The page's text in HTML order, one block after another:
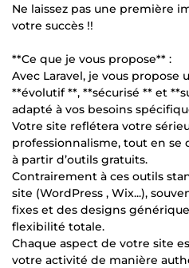
Ne laissez pas une première
votre succès !!
**Ce que je vous propose** :
Avec Laravel, je vous propose
**évolutif **, **sécurisé ** et
adapté à vos besoins
Votre site reflétera votre
professionnalisme, tout en se
à partir d’outils gratuits.
Contrairement à ces outils
site (WordPress , Wix...),
fixes et des designs
flexibilité totale.
Chaque aspect de votre site
votre activité de manière